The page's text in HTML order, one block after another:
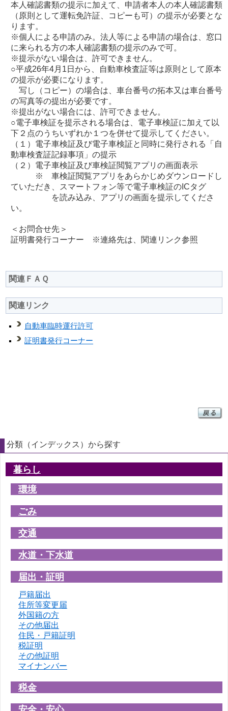
本人確認書類の提示に加えて、申請者本人の本人確認書類
（原則として運転免許証、コピーも可）の提示が必要とな
ります。
※個人による申請のみ。法人等による申請の場合は、窓口
に来られる方の本人確認書類の提示のみで可。
※提示がない場合は、許可できません。
○平成26年4月1日から、自動車検査証等は原則として原本
の提示が必要になります。
写し（コピー）の場合は、車台番号の拓本又は車台番号
の写真等の提出が必要です。
※提出がない場合には、許可できません。
○電子車検証を提示される場合は、電子車検証に加えて以
下２点のうちいずれか１つを併せて提示してください。
（１）電子車検証及び電子車検証と同時に発行される「自
動車検査証記録事項」の提示
（２）電子車検証及び車検証閲覧アプリの画面表示
※ 車検証閲覧アプリをあらかじめダウンロードし
ていただき、スマートフォン等で電子車検証のICタグ
を読み込み、アプリの画面を提示してくださ
い。
＜お問合せ先＞
証明書発行コーナー ※連絡先は、関連リンク参照
関連ＦＡＱ
関連リンク
自動車臨時運行許可
証明書発行コーナー
分類（インデックス）から探す
暮らし
環境
ごみ
交通
水道・下水道
届出・証明
戸籍届出
住所等変更届
外国籍の方
その他届出
住民・戸籍証明
税証明
その他証明
マイナンバー
税金